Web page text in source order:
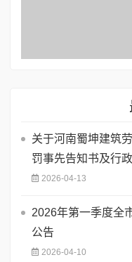
关于河南蜀坤建筑
罚事先告知书及行
2026-04-13
2026年第一季度全
公告
2026-04-10